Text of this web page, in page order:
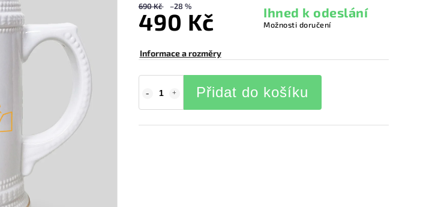
690 Kč –28 %
490 Kč Ihned k odeslání
Možnosti doručení
Informace a rozměry
Přidat do košíku